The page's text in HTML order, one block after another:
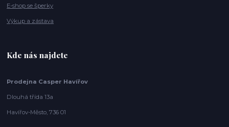
E-shop se šperky
Výkup a zástava
Kde nás najdete
Prodejna Casper Havířov
Dlouhá třída 13a
Havířov-Město, 736 01